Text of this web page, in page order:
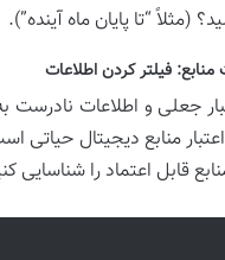
(مثلاً “تا پایان ماه آینده”).
جعلی و اطلاعات نادرست
اعتبار منابع دیجیتال
قابل اعتماد را شناسایی